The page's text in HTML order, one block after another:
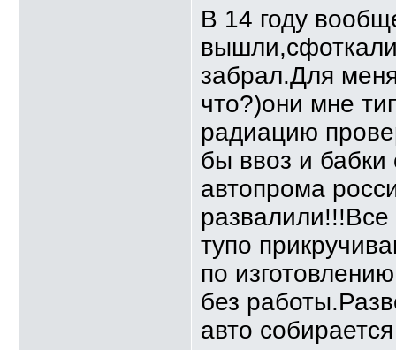
В 14 году
забрал.Для
что?)они мне
радиацию
бы ввоз и бабки
автопрома
развалили!!!Все
тупо
по
без
авто